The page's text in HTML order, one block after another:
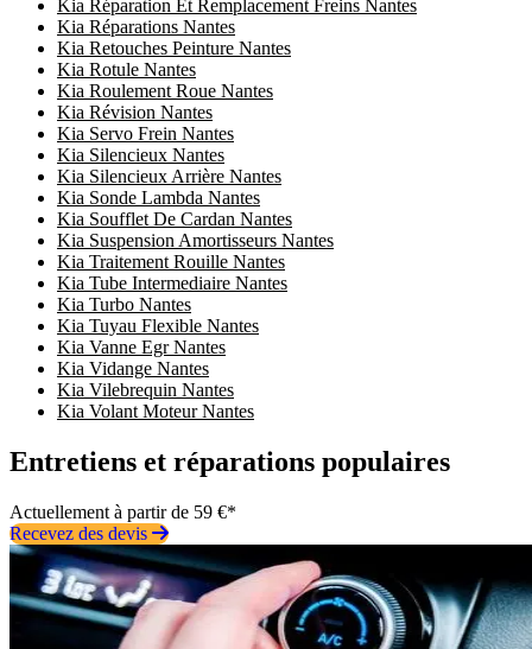
Kia Réparation Et Remplacement Freins Nantes
Kia Réparations Nantes
Kia Retouches Peinture Nantes
Kia Rotule Nantes
Kia Roulement Roue Nantes
Kia Révision Nantes
Kia Servo Frein Nantes
Kia Silencieux Nantes
Kia Silencieux Arrière Nantes
Kia Sonde Lambda Nantes
Kia Soufflet De Cardan Nantes
Kia Suspension Amortisseurs Nantes
Kia Traitement Rouille Nantes
Kia Tube Intermediaire Nantes
Kia Turbo Nantes
Kia Tuyau Flexible Nantes
Kia Vanne Egr Nantes
Kia Vidange Nantes
Kia Vilebrequin Nantes
Kia Volant Moteur Nantes
Entretiens et réparations populaires
Actuellement à partir de 59 €*
Recevez des devis